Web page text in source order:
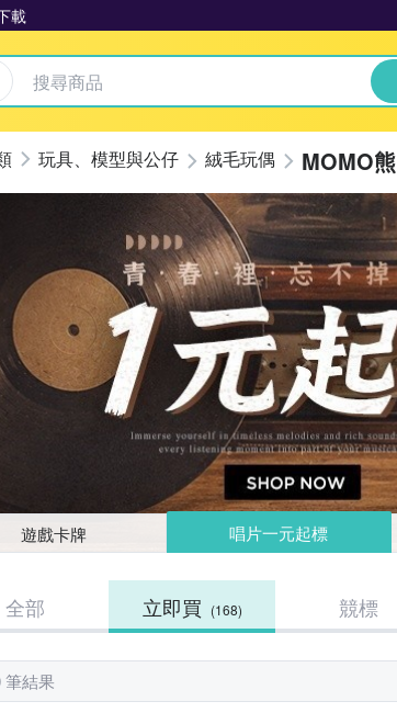
載
玩具、模型與公仔 絨毛玩偶 MOMO熊
遊戲卡牌 唱片一元起標
全部 立即買 (168) 競標
筆結果